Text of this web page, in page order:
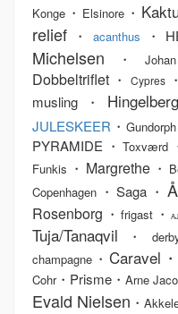
Konge ・ Elsinore・
relief ・ acanthus ・
Michelsen ・
Dobbeltriflet ・ Cypres
musling・ Hingelberg
JULESKEER ・
PYRAMIDE・Toxværd
Funkis ・ Margrethe・
Copenhagen ・Saga・
Rosenborg ・frigast ・AJ
Tuja/Tanaqvil ・
champagne ・Caravel・
Cohr・Prisme・Arne
Evald Nielsen ・